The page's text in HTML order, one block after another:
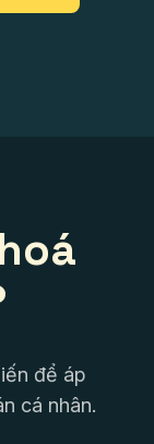
để áp
cá nhân.